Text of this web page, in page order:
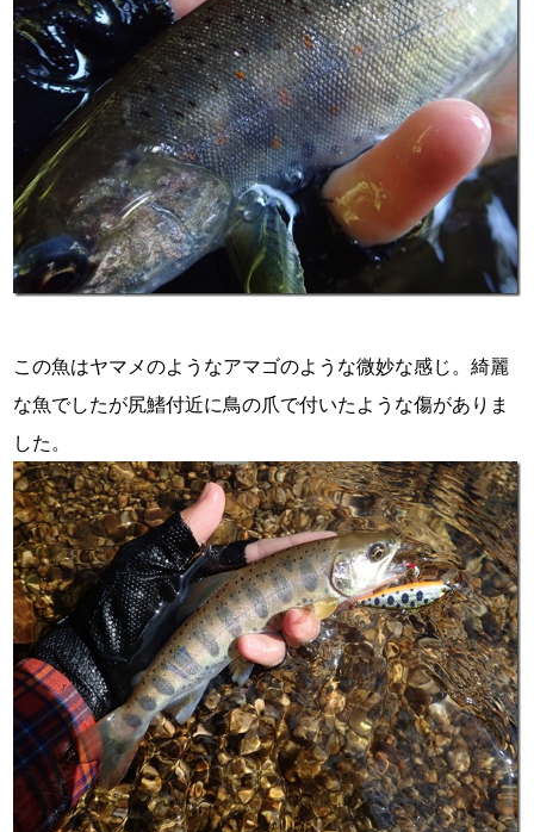
この魚はヤマメのようなアマゴのような微妙な感じ。綺麗
な魚でしたが尻鰭付近に鳥の爪で付いたような傷がありま
した。